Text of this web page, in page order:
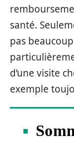
santé.
pas
d’une visite
exemple